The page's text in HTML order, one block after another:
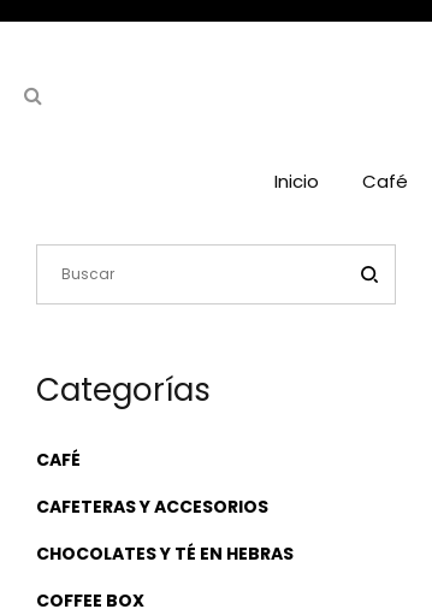
Inicio Café
Categorías
CAFÉ
CAFETERAS Y ACCESORIOS
CHOCOLATES Y TÉ EN HEBRAS
COFFEE BOX